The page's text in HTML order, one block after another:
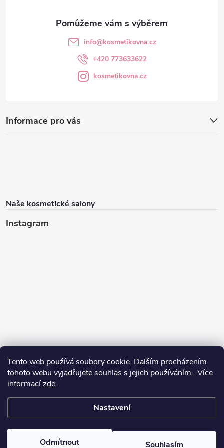
Tento web používá soubory cookie. Dalším procházením
tohoto webu vyjadřujete souhlas s jejich používáním.. Více
informacízde.
Nastavení
Odmítnout Souhlasím
Informace pro vás
Naše kosmetické salony
Instagram
info@kosmetikovna.cz
+420 773633622
kosmetikovna.cz
Kosmetikovna